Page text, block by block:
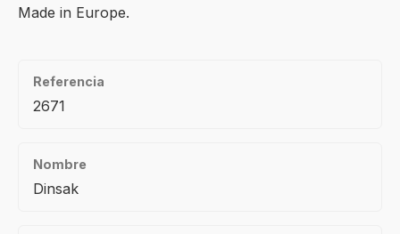
Made in Europe.
Referencia
2671
Nombre
Dinsak